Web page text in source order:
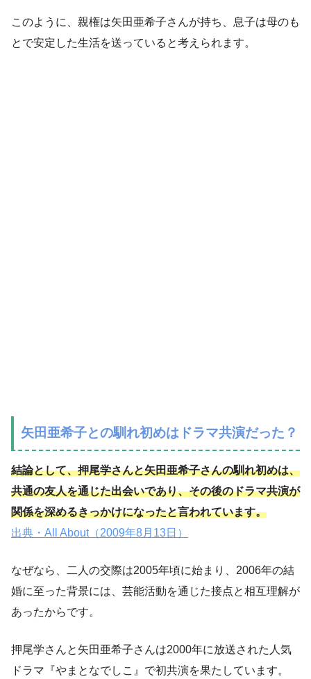
このように、親権は矢田亜希子さんが持ち、息子は母のも
とで安定した生活を送っていると考えられます。
矢田亜希子との馴れ初めはドラマ共演だった？
結論として、押尾学さんと矢田亜希子さんの馴れ初めは、
共通の友人を通じた出会いであり、その後のドラマ共演が
関係を深めるきっかけになったと言われています。
出典・All About（2009年8月13日）
なぜなら、二人の交際は2005年頃に始まり、2006年の結
婚に至った背景には、芸能活動を通じた接点と相互理解が
あったからです。
押尾学さんと矢田亜希子さんは2000年に放送された人気
ドラマ『やまとなでしこ』で初共演を果たしています。